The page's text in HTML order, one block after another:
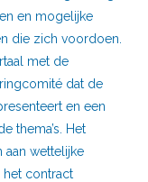
en mogelijke
die zich voordoen.
met de
dat de
en een
thema’s. Het
aan wettelijke
het contract